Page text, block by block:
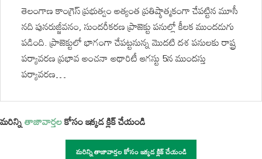
తెలంగాణ కాంగ్రెస్ ప్రభుత్వం అత్యంత ప్రతిష్ఠాత్మకంగా చేపట్టిన మూసీ
నది పునరుజ్జీవనం, సుందరీకరణ ప్రాజెక్టు పనుల్లో కీలక ముందడుగు
పడింది. ప్రాజెక్టులో భాగంగా చేపట్టనున్న మొదటి దశ పనులకు రాష్ట్ర
పర్యావరణ ప్రభావ అంచనా అథారిటీ ఆగస్టు 5న ముందస్తు
పర్యావరణ…
మరిన్నితాజావార్తలకోసం ఇక్కడ క్లిక్ చేయండి
మరిన్ని తాజావార్తల కోసం ఇక్కడ క్లిక్ చేయండి